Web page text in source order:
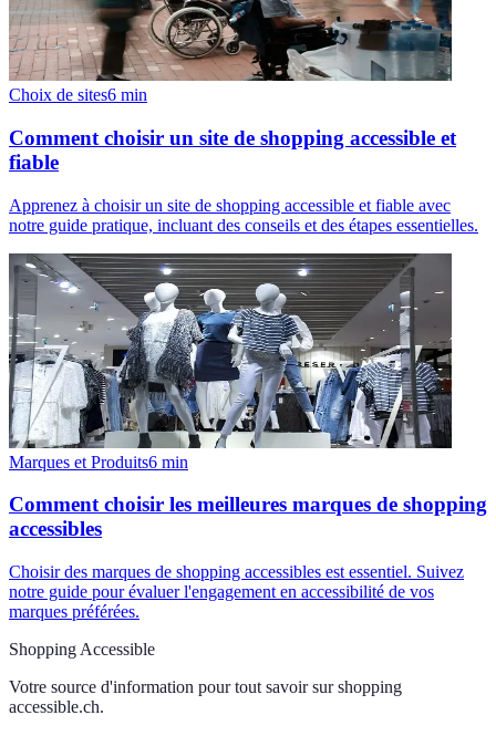
Choix de sites6 min
Comment choisir un site de shopping accessible et
fiable
Apprenez à choisir un site de shopping accessible et fiable avec
notre guide pratique, incluant des conseils et des étapes essentielles.
Marques et Produits6 min
Comment choisir les meilleures marques de shopping
accessibles
Choisir des marques de shopping accessibles est essentiel. Suivez
notre guide pour évaluer l'engagement en accessibilité de vos
marques préférées.
Shopping Accessible
Votre source d'information pour tout savoir sur shopping
accessible.ch.